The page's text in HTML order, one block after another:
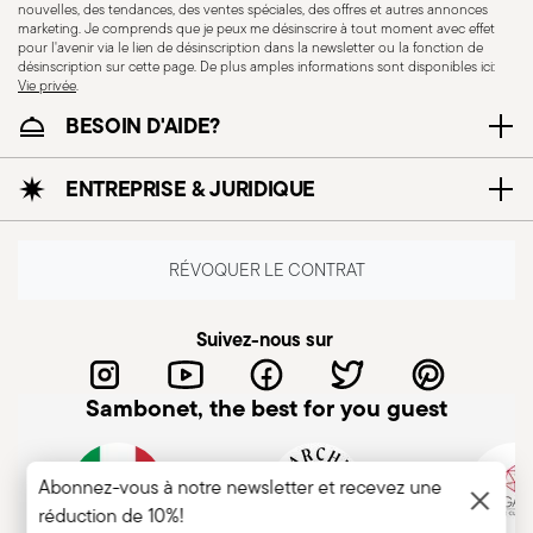
Résistance au lave-
CUTLERY - Les couverts doivent être utilisés et
manipulés avec soin. Ci-dessous, des indications
pour une utilisation en toute sécurité. Utilisation
appropriée: chaque couvert est conçu pour un
usage spécifique. N'utilisez pas les couverts à
des fins inappropriées. Intégrité: vérifiez que les
couverts ne présentent pas de défauts tels que
nouvelles, des tendances, des ventes spéciales, des offres et autres annonces
marketing. Je comprends que je peux me désinscrire à tout moment avec effet
pour l'avenir via le lien de désinscription dans la newsletter ou la fonction de
désinscription sur cette page. De plus amples informations sont disponibles ici:
Vie privée.
BESOIN D'AIDE?
ENTREPRISE & JURIDIQUE
RÉVOQUER LE CONTRAT
Suivez-nous sur
Sambonet, the best for you guest
Abonnez-vous à notre newsletter et recevez une
réduction de 10%!